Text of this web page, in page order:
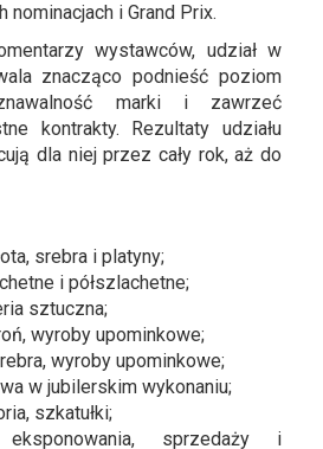
nominacjach i Grand Prix.
wystawców, udział w
znacząco podnieść poziom
marki i zawrzeć
kontrakty. Rezultaty udziału
dla niej przez cały rok, aż do
srebra i platyny;
i półszlachetne;
sztuczna;
wyroby upominkowe;
wyroby upominkowe;
w jubilerskim wykonaniu;
szkatułki;
sprzedaży i